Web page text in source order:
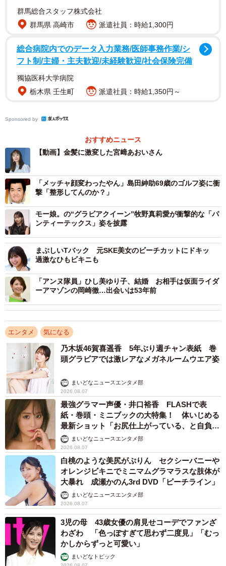
群馬総合スタッフ株式会社
群馬県 高崎市
派遣社員：時給1,300円
総合病院内でのデータ入力業務/医師事務作業/シ
フト制/主婦・主夫歓迎/未経験歓迎/社会保険完備
獨協医科大学病院
栃木県 壬生町
派遣社員：時給1,350円～
Sponsored by
おすすめニュース
【動画】金髪に激変した宮﨑あおいさん
「メッチャ顔変わったやん」島田紳助69歳のゴルフ姿に衝
撃「整形してんのか？」
モー娘。の“グラビアクイーン”牧野真莉愛が衝撃的な「パ
ンティーテックス」姿を披露
まぶしいTバック 元SKE美女のビーチカットにドキッ
過激なひもビキニも
「アンヌ隊員」ひし美ゆり子、結婚 お相手は仮面ライダ
ーアマゾンの岡崎徹…出会いは53年前
エンタメ 気になる
乃木坂46賀喜遥香 5年ぶり週チャン表紙 巻
頭グラビアでは激レアなメガネルームウエア姿
まいどなニュースエンタメ部
2026.08.07
最強グラマー声優・井口裕香 FLASHで表
紙・巻頭・ミニブックの大特集！ 体いじめる
最新ショット「お尻仕上がっている、と自負し
ています」「いくつになっても理想の身体でい
たい」
まいどなニュースエンタメ部
2026.08.07
白桃のような美尻がぷりん セクシーバニーや
オレンジビキニでミニマムグラマラスな肢体が
大暴れ 成瀬かのん3rd DVD「ピーチライン」
まいどなニュースエンタメ部
2026.08.07
3児の母 43歳女優の肩見せコーデでファンざ
わざわ 「色っぽすぎて思わず二度見」「むっ
かしからずっと可愛い」
まいどなトピック